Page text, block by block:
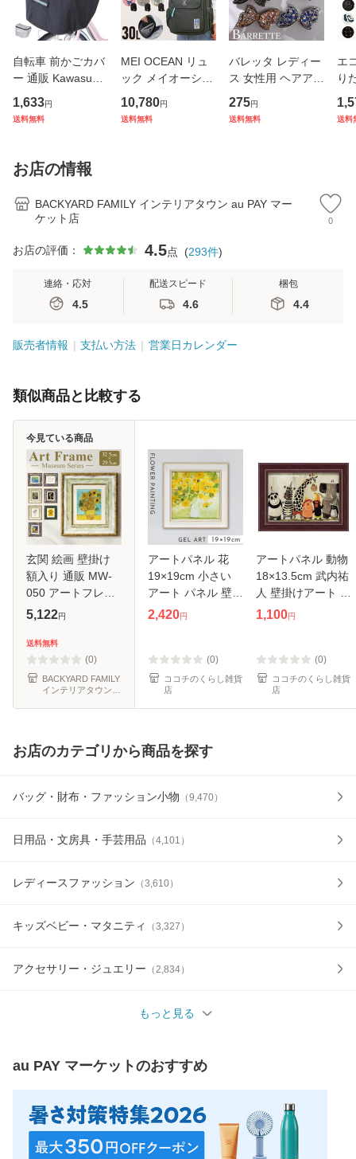
自転車 前かごカバ
ー 通販 Kawasumi
カワスミ 前カゴカ
バー バスケット カ
カバー 前 Keia＋
かわ
1,633円
送料無料
MEI OCEAN リュ
ック メイオーシャ
ン 6206 通販 リュ
ックサック バック
10,780円
送料無料
バレッタ レディー
ス 女性用 ヘアアク
セサリー リボン ラ
インストーン キラ
275円
送料無料
エ
り
ト
ア
送料
お店の情報
BACKYARD FAMILY インテリアタウン au PAY マー
ケット店
0
お店の評価： 4.5点 (293件)
連絡・応対
4.5
配送スピード
4.6
梱包
4.4
販売者情報 支払い方法 営業日カレンダー
類似商品と比較する
玄関 絵画 壁掛け
額入り 通販 MW-
050 アートフレー
ム アートパネル ア
ポスター 名画 作品
壁掛けアート 壁飾
り アート
5,122円
送料無料
(0)
BACKYARD FAMILY
インテリアタウン
店
今見ている商品
アートパネル 花
19×19cm 小さい
アート パネル 壁掛
け 額入り フレーム
ン 玄関 ファリダ
ザマン
2,420円
(0)
ココチのくらし雑貨
店
アートパネル 動物
18×13.5cm 武内祐
人 壁掛けアート ア
ート パネル 北欧
ア 小さい 絵 かわ
いい お
1,100円
(0)
ココチのくらし雑貨
店
お店のカテゴリから商品を探す
バッグ・財布・ファッション小物 （9,470）
日用品・文房具・手芸用品 （4,101 ）
レディースファッション （3,610）
キッズベビー・マタニティ （3,327 ）
アクセサリー・ジュエリー （2,834）
もっと見る
au PAY マーケットのおすすめ